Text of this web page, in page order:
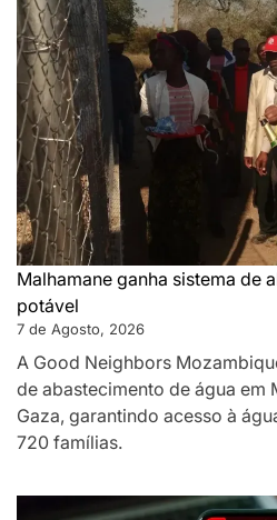
Malhamane ganha sistema de
potável
7 de Agosto, 2026
A Good Neighbors
de abastecimento de água em
Gaza, garantindo acesso à
720 famílias.